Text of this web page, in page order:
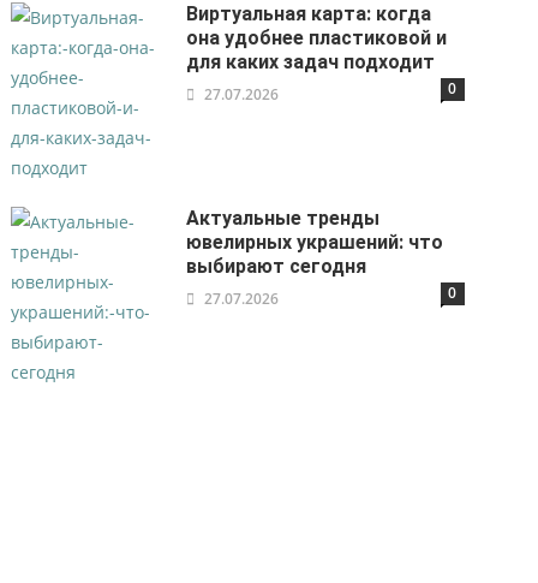
Виртуальная карта: когда
она удобнее пластиковой и
для каких задач подходит
27.07.2026 0
Актуальные тренды
ювелирных украшений: что
выбирают сегодня
27.07.2026 0